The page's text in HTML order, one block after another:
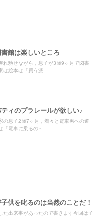
館は楽しいところ
れ馳せながら，息子が3歳9ヶ月で図書
は絵本は「買う派...
ィのプラレールが欲しい♪
の息子2歳7ヶ月，着々と電車男への道
「電車に乗るの～...
供を叱るのは当然のことだ！
た出来事があったので書きます今回は子